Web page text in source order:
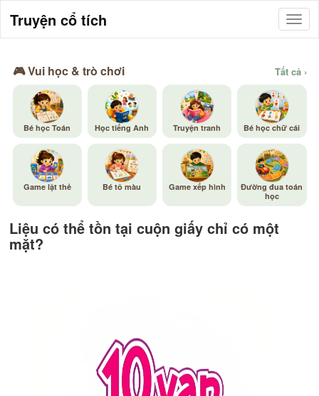
Truyện cổ tích
🎮 Vui học & trò chơi Tất cả ›
Bé học Toán Học tiếng Anh Truyện tranh Bé học chữ cái
Game lật thẻ Bé tô màu Game xếp hình
Đường đua toán
học
Liệu có thể tồn tại cuộn giấy chỉ có một
mặt?